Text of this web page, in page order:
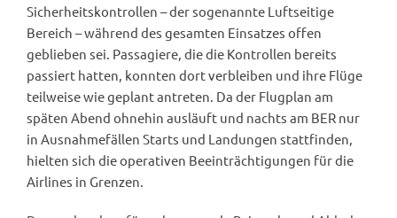
Sicherheitskontrollen – der sogenannte Luftseitige
Bereich – während des gesamten Einsatzes offen
geblieben sei. Passagiere, die die Kontrollen bereits
passiert hatten, konnten dort verbleiben und ihre Flüge
teilweise wie geplant antreten. Da der Flugplan am
späten Abend ohnehin ausläuft und nachts am BER nur
in Ausnahmefällen Starts und Landungen stattfinden,
hielten sich die operativen Beeinträchtigungen für die
Airlines in Grenzen.